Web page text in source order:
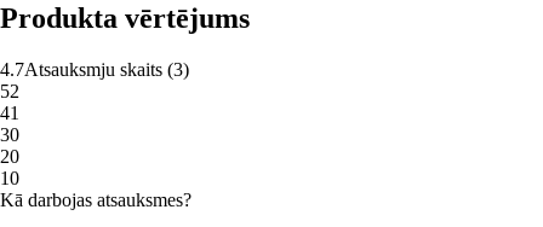
Produkta vērtējums
4.7Atsauksmju skaits (3)
52
41
30
20
10
Kā darbojas atsauksmes?